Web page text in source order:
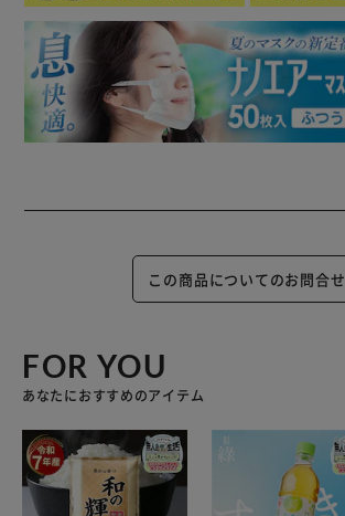
この商品についてのお問合せ
FOR YOU
あなたにおすすめのアイテム